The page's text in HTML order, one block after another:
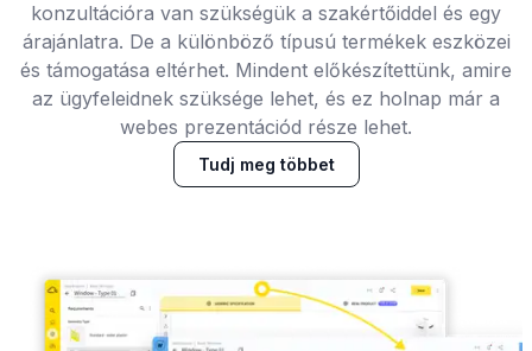
konzultációra van szükségük a szakértőiddel és egy
árajánlatra. De a különböző típusú termékek eszközei
és támogatása eltérhet. Mindent előkészítettünk, amire
az ügyfeleidnek szüksége lehet, és ez holnap már a
webes prezentációd része lehet.
Tudj meg többet